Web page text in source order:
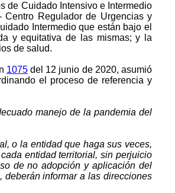
de Cuidado Intensivo e Intermedio
Regulador de Urgencias y
Intermedio que están bajo el
y equitativa de las mismas; y la
de salud.
1075del 12 junio de 2020, asumió
el proceso de referencia y
manejo de la pandemia del
o la entidad que haga sus veces,
entidad territorial, sin perjuicio
de no adopción y aplicación del
deberán informar a las direcciones